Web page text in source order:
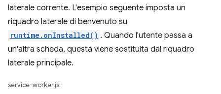
laterale corrente. L'esempio seguente imposta un
riquadro laterale di benvenuto su
runtime.onInstalled() . Quando l'utente passa a
un'altra scheda, questa viene sostituita dal riquadro
laterale principale.
service-worker.js: